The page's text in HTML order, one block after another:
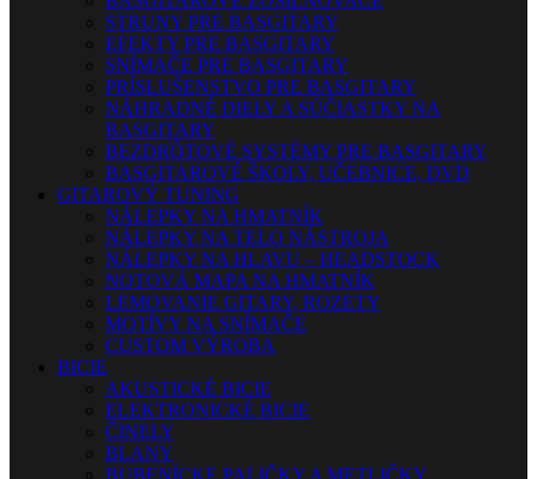
STRUNY PRE BASGITARY
EFEKTY PRE BASGITARY
SNÍMAČE PRE BASGITARY
PRÍSLUŠENSTVO PRE BASGITARY
NÁHRADNÉ DIELY A SÚČIASTKY NA
BASGITARY
BEZDRÔTOVÉ SYSTÉMY PRE BASGITARY
BASGITAROVÉ ŠKOLY, UČEBNICE, DVD
GITAROVÝ TUNING
NÁLEPKY NA HMATNÍK
NÁLEPKY NA TELO NÁSTROJA
NÁLEPKY NA HLAVU – HEADSTOCK
NOTOVÁ MAPA NA HMATNÍK
LEMOVANIE GITARY, ROZETY
MOTÍVY NA SNÍMAČE
CUSTOM VÝROBA
BICIE
AKUSTICKÉ BICIE
ELEKTRONICKÉ BICIE
ČINELY
BLANY
BUBENÍCKE PALIČKY A METLIČKY